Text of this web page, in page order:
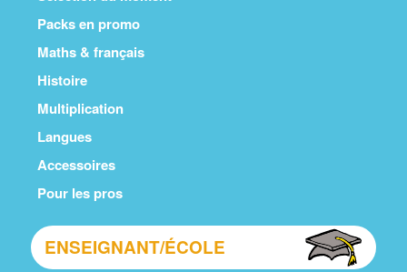
Packs en promo
Maths & français
Histoire
Multiplication
Langues
Accessoires
Pour les pros
ENSEIGNANT/ÉCOLE